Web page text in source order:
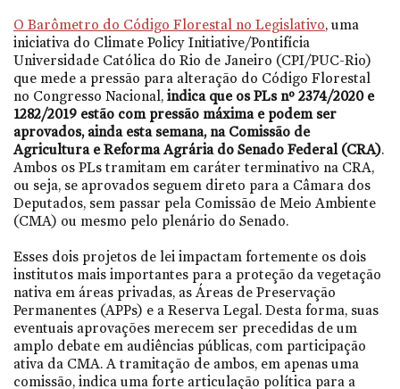
O Barômetro do Código Florestal no Legislativo, uma
iniciativa do Climate Policy Initiative/Pontifícia
Universidade Católica do Rio de Janeiro (CPI/PUC-Rio)
que mede a pressão para alteração do Código Florestal
no Congresso Nacional, indica que os PLs nº 2374/2020 e
1282/2019 estão com pressão máxima e podem ser
aprovados, ainda esta semana, na Comissão de
Agricultura e Reforma Agrária do Senado Federal (CRA).
Ambos os PLs tramitam em caráter terminativo na CRA,
ou seja, se aprovados seguem direto para a Câmara dos
Deputados, sem passar pela Comissão de Meio Ambiente
(CMA) ou mesmo pelo plenário do Senado.
Esses dois projetos de lei impactam fortemente os dois
institutos mais importantes para a proteção da vegetação
nativa em áreas privadas, as Áreas de Preservação
Permanentes (APPs) e a Reserva Legal. Desta forma, suas
eventuais aprovações merecem ser precedidas de um
amplo debate em audiências públicas, com participação
ativa da CMA. A tramitação de ambos, em apenas uma
comissão, indica uma forte articulação política para a